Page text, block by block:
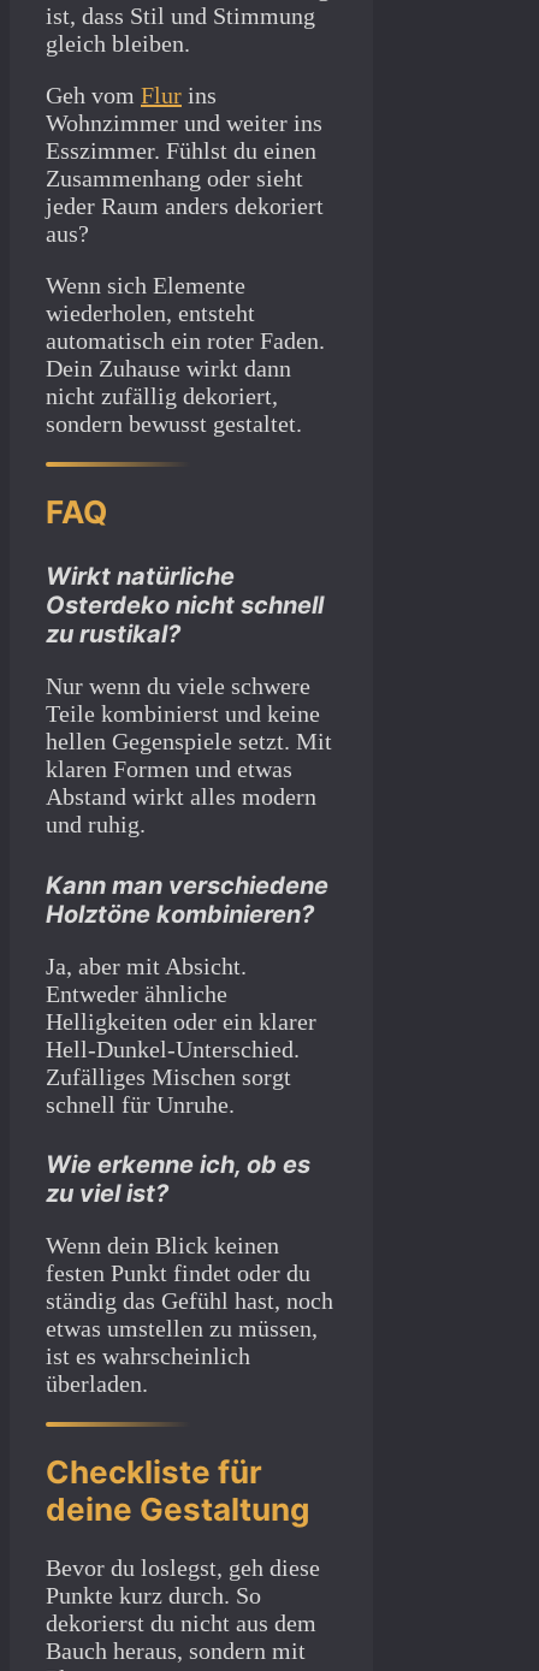
ist, dass Stil und Stimmung
gleich bleiben.
Geh vom Flur ins
Wohnzimmer und weiter ins
Esszimmer. Fühlst du einen
Zusammenhang oder sieht
jeder Raum anders dekoriert
aus?
Wenn sich Elemente
wiederholen, entsteht
automatisch ein roter Faden.
Dein Zuhause wirkt dann
nicht zufällig dekoriert,
sondern bewusst gestaltet.
FAQ
Wirkt natürliche
Osterdeko nicht schnell
zu rustikal?
Nur wenn du viele schwere
Teile kombinierst und keine
hellen Gegenspiele setzt. Mit
klaren Formen und etwas
Abstand wirkt alles modern
und ruhig.
Kann man verschiedene
Holztöne kombinieren?
Ja, aber mit Absicht.
Entweder ähnliche
Helligkeiten oder ein klarer
Hell-Dunkel-Unterschied.
Zufälliges Mischen sorgt
schnell für Unruhe.
Wie erkenne ich, ob es
zu viel ist?
Wenn dein Blick keinen
festen Punkt findet oder du
ständig das Gefühl hast, noch
etwas umstellen zu müssen,
ist es wahrscheinlich
überladen.
Checkliste für
deine Gestaltung
Bevor du loslegst, geh diese
Punkte kurz durch. So
dekorierst du nicht aus dem
Bauch heraus, sondern mit